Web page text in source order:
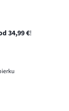
34,99 €!